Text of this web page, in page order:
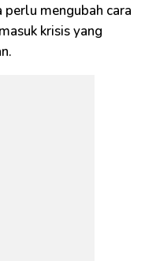
perlu mengubah cara
krisis yang